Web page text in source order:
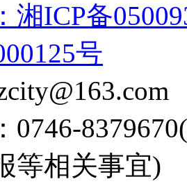
湘ICP备
号
0746-
等相关事宜)